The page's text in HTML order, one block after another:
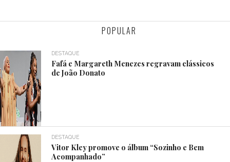
POPULAR
DESTAQUE
Fafá e Margareth Menezes regravam clássicos
de João Donato
DESTAQUE
Vitor Kley promove o álbum “Sozinho e Bem
Acompanhado”